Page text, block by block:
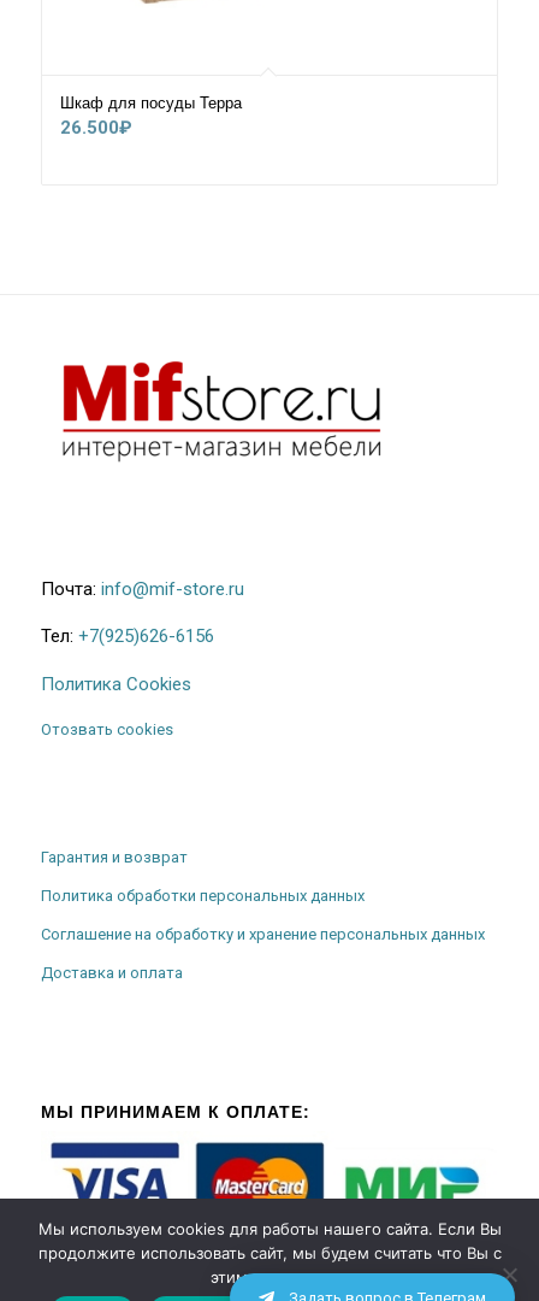
Шкаф для посуды Терра
26.500₽
Почта: info@mif-store.ru
Тел: +7(925)626-6156
Политика Cookies
Отозвать cookies
Гарантия и возврат
Политика обработки персональных данных
Соглашение на обработку и хранение персональных данных
Доставка и оплата
МЫ ПРИНИМАЕМ К ОПЛАТЕ:
Задать вопрос в Телеграм
Мы используем cookies для работы нашего сайта. Если Вы
продолжите использовать сайт, мы будем считать что Вы с
этим согласны.